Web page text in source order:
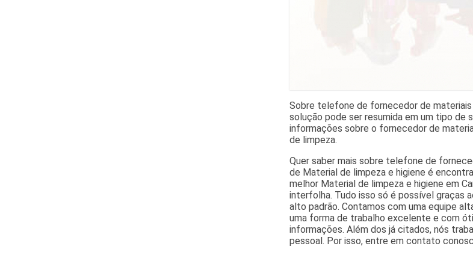
Sobre telefone de fornecedor de
solução pode ser resumida em um tipo de
informações sobre o fornecedor de
de limpeza.
Quer saber mais sobre telefone de
de Material de limpeza e higiene é
melhor Material de limpeza e higiene em
interfolha. Tudo isso só é possível graças
alto padrão. Contamos com uma equipe
uma forma de trabalho excelente e com
informações. Além dos já citados, nós
pessoal. Por isso, entre em contato